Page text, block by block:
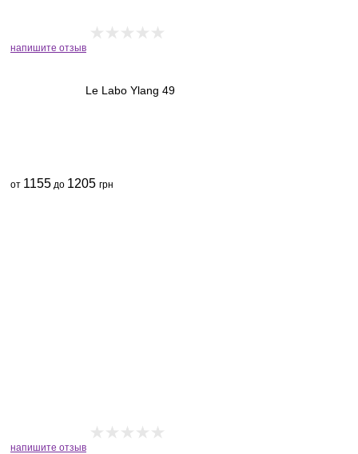
напишите отзыв
Le Labo Ylang 49
от 1155 до 1205 грн
напишите отзыв